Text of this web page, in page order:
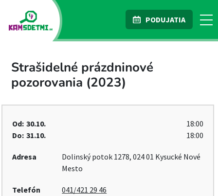
PODUJATIA
Strašidelné prázdninové
pozorovania (2023)
Od: 30.10.
18:00
Do: 31.10. 18:00
Adresa
Dolinský potok 1278, 024 01 Kysucké Nové
Mesto
Telefón
041/421 29 46